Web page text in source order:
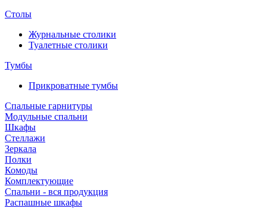
Столы
Журнальные столики
Туалетные столики
Тумбы
Прикроватные тумбы
Спальные гарнитуры
Модульные спальни
Шкафы
Стеллажи
Зеркала
Полки
Комоды
Комплектующие
Спальни - вся продукция
Распашные шкафы